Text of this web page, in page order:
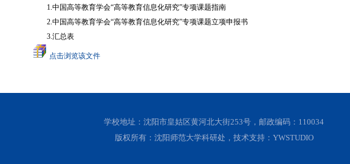
1.中国高等教育学会“高等教育信息化研究”专项课题指南
2.中国高等教育学会“高等教育信息化研究”专项课题立项申报书
3.汇总表
点击浏览该文件
学校地址：沈阳市皇姑区黄河北大街253号，邮政编码：110034
版权所有：沈阳师范大学科研处，技术支持：YWSTUDIO